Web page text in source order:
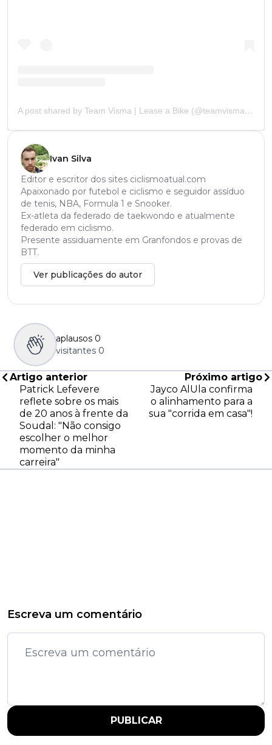
A post shared by Team Visma | Lease a Bike (@teamvisma_leaseabike)
Ivan Silva
Editor e escritor dos sites ciclismoatual.com
Apaixonado por futebol e ciclismo e seguidor assíduo
de tenis, NBA, Formula 1 e Snooker.
Ex-atleta da federado de taekwondo e atualmente
federado em ciclismo.
Presente assiduamente em Granfondos e provas de
BTT.
Ver publicações do autor
aplausos 0
visitantes 0
Artigo anterior
Patrick Lefevere
reflete sobre os mais
de 20 anos à frente da
Soudal: "Não consigo
escolher o melhor
momento da minha
carreira"
Próximo artigo
Jayco AlUla confirma
o alinhamento para a
sua "corrida em casa"!
Escreva um comentário
PUBLICAR